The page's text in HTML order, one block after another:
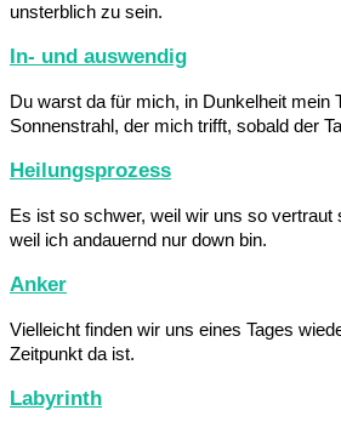
unsterblich zu sein.
In- und auswendig
Du warst da für mich, in Dunkelheit mein
Sonnenstrahl, der mich trifft, sobald der
Heilungsprozess
Es ist so schwer, weil wir uns so vertraut
weil ich andauernd nur down bin.
Anker
Vielleicht finden wir uns eines Tages
Zeitpunkt da ist.
Labyrinth